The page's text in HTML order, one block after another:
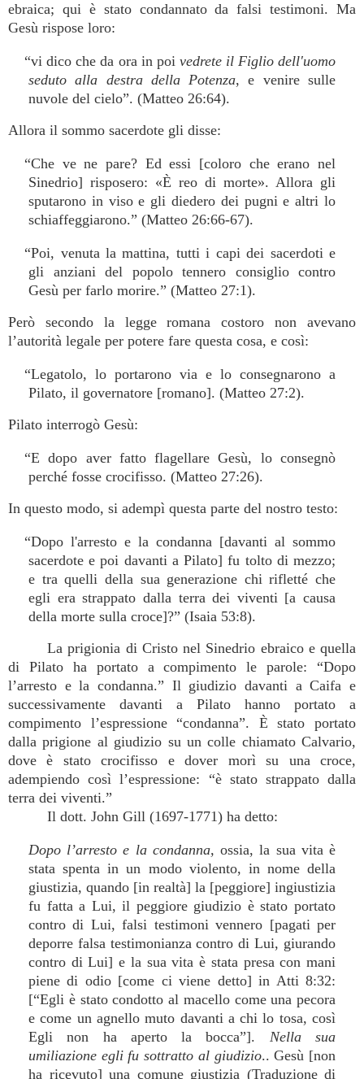
ebraica; qui è stato condannato da falsi testimoni. Ma
Gesù rispose loro:
“vi dico che da ora in poi vedrete il Figlio dell'uomo
seduto alla destra della Potenza, e venire sulle
nuvole del cielo”. (Matteo 26:64).
Allora il sommo sacerdote gli disse:
“Che ve ne pare? Ed essi [coloro che erano nel
Sinedrio] risposero: «È reo di morte». Allora gli
sputarono in viso e gli diedero dei pugni e altri lo
schiaffeggiarono.” (Matteo 26:66-67).
“Poi, venuta la mattina, tutti i capi dei sacerdoti e
gli anziani del popolo tennero consiglio contro
Gesù per farlo morire.” (Matteo 27:1).
Però secondo la legge romana costoro non avevano
l’autorità legale per potere fare questa cosa, e così:
“Legatolo, lo portarono via e lo consegnarono a
Pilato, il governatore [romano]. (Matteo 27:2).
Pilato interrogò Gesù:
“E dopo aver fatto flagellare Gesù, lo consegnò
perché fosse crocifisso. (Matteo 27:26).
In questo modo, si adempì questa parte del nostro testo:
“Dopo l'arresto e la condanna [davanti al sommo
sacerdote e poi davanti a Pilato] fu tolto di mezzo;
e tra quelli della sua generazione chi rifletté che
egli era strappato dalla terra dei viventi [a causa
della morte sulla croce]?” (Isaia 53:8).
La prigionia di Cristo nel Sinedrio ebraico e quella
di Pilato ha portato a compimento le parole: “Dopo
l’arresto e la condanna.” Il giudizio davanti a Caifa e
successivamente davanti a Pilato hanno portato a
compimento l’espressione “condanna”. È stato portato
dalla prigione al giudizio su un colle chiamato Calvario,
dove è stato crocifisso e dover morì su una croce,
adempiendo così l’espressione: “è stato strappato dalla
terra dei viventi.”
Il dott. John Gill (1697-1771) ha detto:
Dopo l’arresto e la condanna, ossia, la sua vita è
stata spenta in un modo violento, in nome della
giustizia, quando [in realtà] la [peggiore] ingiustizia
fu fatta a Lui, il peggiore giudizio è stato portato
contro di Lui, falsi testimoni vennero [pagati per
deporre falsa testimonianza contro di Lui, giurando
contro di Lui] e la sua vita è stata presa con mani
piene di odio [come ci viene detto] in Atti 8:32:
[“Egli è stato condotto al macello come una pecora
e come un agnello muto davanti a chi lo tosa, così
Egli non ha aperto la bocca”]. Nella sua
umiliazione egli fu sottratto al giudizio.. Gesù [non
ha ricevuto] una comune giustizia (Traduzione di